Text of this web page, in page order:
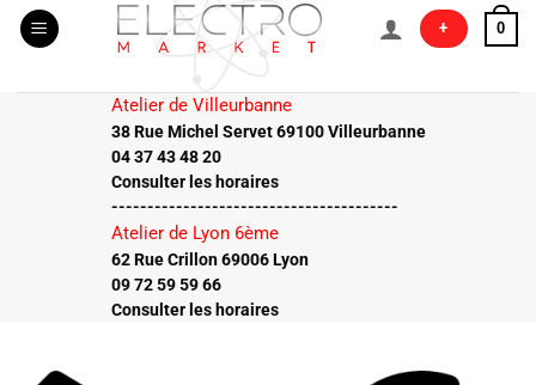
+ 0
Atelier de Villeurbanne
38 Rue Michel Servet 69100 Villeurbanne
04 37 43 48 20
Consulter les horaires
----------------------------------------
Atelier de Lyon 6ème
62 Rue Crillon 69006 Lyon
09 72 59 59 66
Consulter les horaires